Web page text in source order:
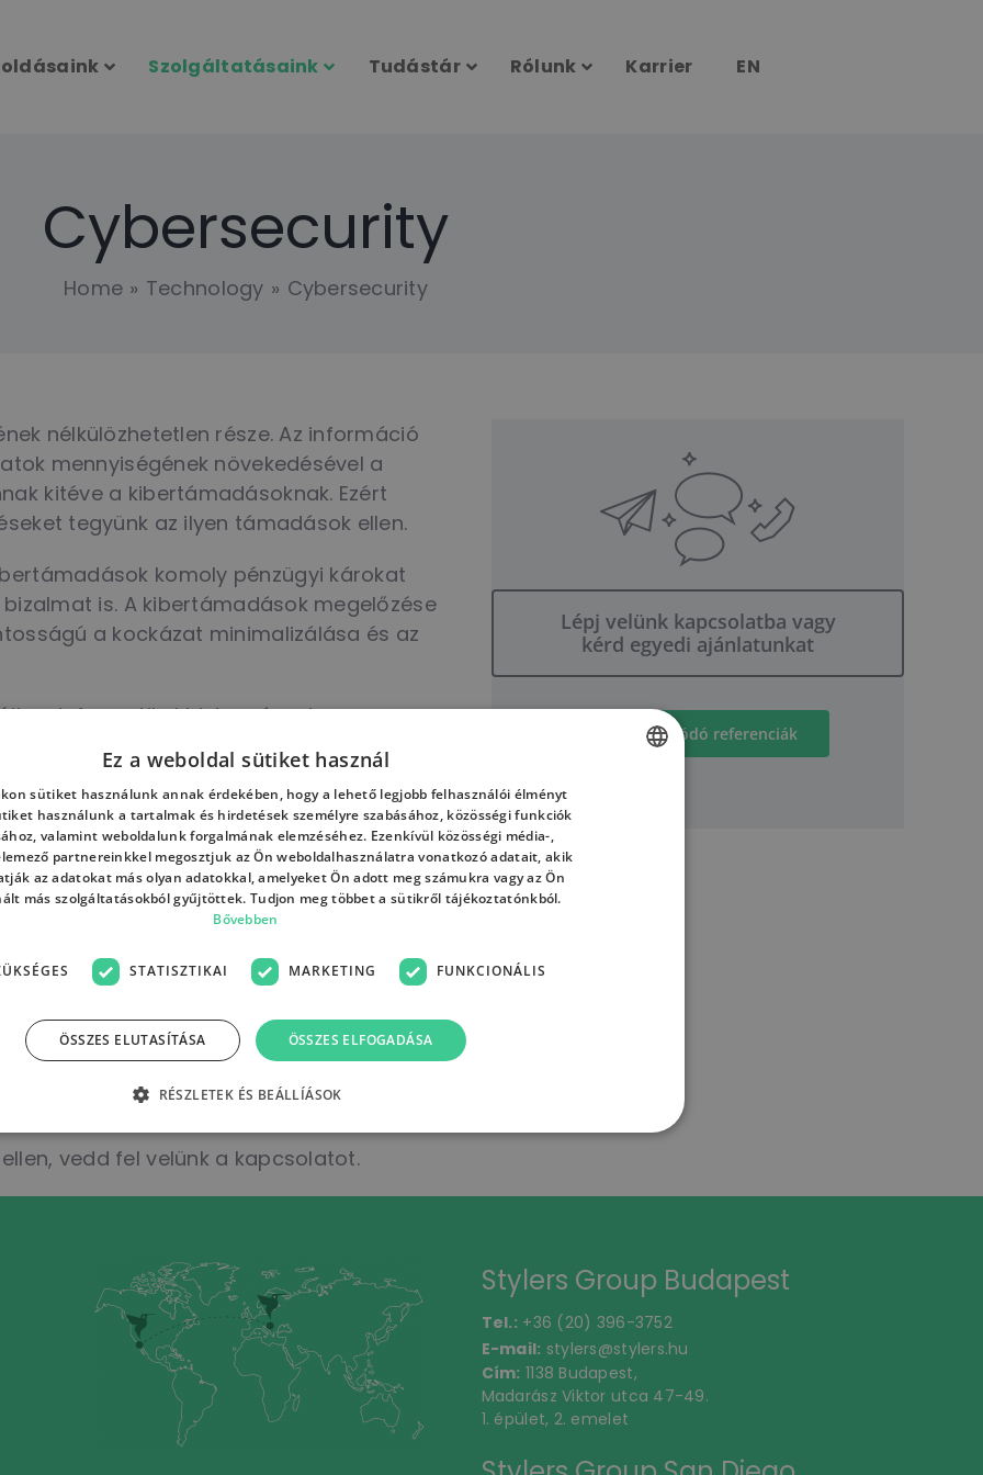
Szolgáltatásaink Tudástár Rólunk Karrier EN
Cybersecurity
Home Technology Cybersecurity
nélkülözhetetlen része. Az információ
mennyiségének növekedésével a
kitéve a kibertámadásoknak. Ezért
tegyünk az ilyen támadások ellen.
komoly pénzügyi károkat
is. A kibertámadások megelőzése
a kockázat minimalizálása és az
az informatikai biztonságod
felmérjük céged jelenlegi kibervédelmi
és kockázatokat, és kidolgozunk egy
karbantjuk biztonsági rendszereidet,
engedély nélküli hozzáférés ellen.
azáltal, hogy titkosítjuk
és biztonsági mentési és
egy esetleges kibertámadásra, és
vedd fel velünk a kapcsolatot.
Lépj velünk kapcsolatba vagy
kérd egyedi ajánlatunkat
Kapcsolódó referenciák
Stylers Group Budapest
Tel.: +36 (20) 396-3752
E-mail: stylers@stylers.hu
Cím: 1138 Budapest,
Madarász Viktor utca 47-49.
1. épület, 2. emelet
Ez a weboldal sütiket használ
sütiket használunk annak érdekében, hogy a lehető legjobb felhasználói élményt
használunk a tartalmak és hirdetések személyre szabásához, közösségi funkciók
valamint weboldalunk forgalmának elemzéséhez. Ezenkívül közösségi média-,
partnereinkkel megosztjuk az Ön weboldalhasználatra vonatkozó adatait, akik
az adatokat más olyan adatokkal, amelyeket Ön adott meg számukra vagy az Ön
más szolgáltatásokból gyűjtöttek. Tudjon meg többet a sütikről tájékoztatónkból.
Bővebben
STATISZTIKAI MARKETING FUNKCIONÁLIS
ÖSSZES ELFOGADÁSA
ÖSSZES ELUTASÍTÁSA
RÉSZLETEK ÉS BEÁLLÍÁSOK